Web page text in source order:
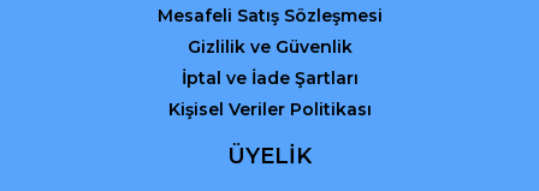
Mesafeli Satış Sözleşmesi
Gizlilik ve Güvenlik
İptal ve İade Şartları
Kişisel Veriler Politikası
ÜYELİK